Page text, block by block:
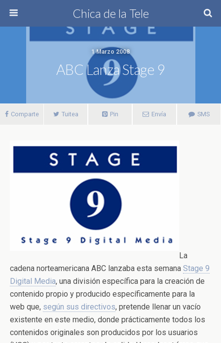
Chica de la Tele
1 Marzo 2008
ABC Lanza Stage 9
Comparte Tuitea Pin Envía SMS
La
cadena norteamericana ABC lanzaba esta semana Stage 9
Digital Media, una división específica para la creación de
contenido propio y producido específicamente para la
web que, según sus directivos, pretende llenar un vacío
existente en este medio, donde prácticamente todos los
contenidos originales son producidos por los usuarios